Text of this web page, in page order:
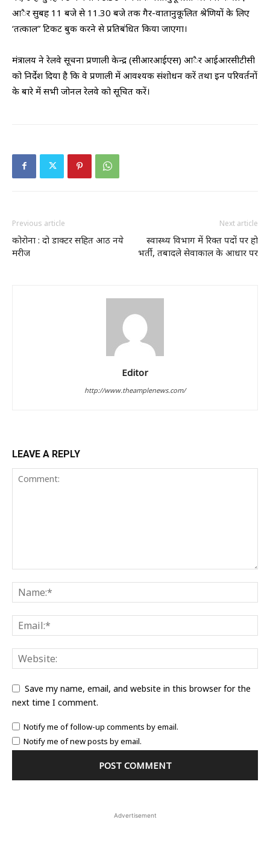
आैर सुबह 11 बजे से 11.30 बजे तक गैर-वातानुकूलित श्रेणियों के लिए
‘तत्काल” टिकट बुक करने से प्रतिबंधित किया जाएगा।
मंत्रालय ने रेलवे सूचना प्रणाली केन्द्र (सीआरआईएस) आैर आईआरसीटीसी
को निर्देश दिया है कि वे प्रणाली में आवश्यक संशोधन करें तथा इन परिवर्तनों
के बारे में सभी जोनल रेलवे को सूचित करें।
Previous article
कोरोना : दो डाक्टर सहित आठ नये
मरीज
Next article
स्वास्थ्य विभाग में रिक्त पदों पर हो
भर्ती, तबादले सेवाकाल के आधार पर
Editor
http://www.theamplenews.com/
LEAVE A REPLY
Save my name, email, and website in this browser for the
next time I comment.
Notify me of follow-up comments by email.
Notify me of new posts by email.
Advertisement